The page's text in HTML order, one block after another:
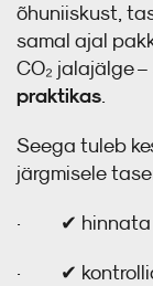
õhuniiskust,
samal ajal
CO₂ jalajälge –
praktikas.
Seega tuleb
järgmisele
· ✔ hinnata
· ✔